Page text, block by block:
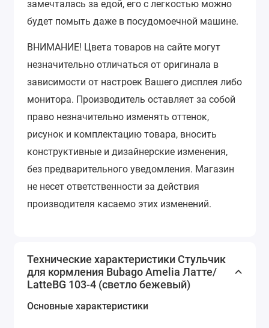
замечталась за едой, его с легкостью можно
будет помыть даже в посудомоечной машине.
ВНИМАНИЕ! Цвета товаров на сайте могут
незначительно отличаться от оригинала в
зависимости от настроек Вашего дисплея либо
монитора. Производитель оставляет за собой
право незначительно изменять оттенок,
рисунок и комплектацию товара, вносить
конструктивные и дизайнерские изменения,
без предварительного уведомления. Магазин
не несет ответственности за действия
производителя касаемо этих изменений.
Технические характеристики Стульчик
для кормления Bubago Amelia Латте/
LatteBG 103-4 (светло бежевый)
Основные характеристики